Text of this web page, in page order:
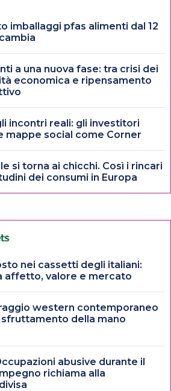
imballaggi pfas alimenti dal 12
a una nuova fase: tra crisi dei
economica e ripensamento
incontri reali: gli investitori
mappe social come Corner
si torna ai chicchi. Così i rincari
dei consumi in Europa
nei cassetti degli italiani:
affetto, valore e mercato
western contemporaneo
della mano
abusive durante il
richiama alla